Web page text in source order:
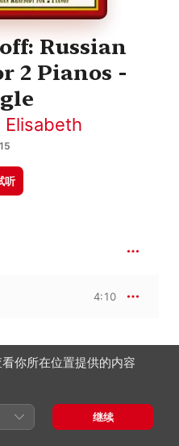
Russian
2 Pianos -
Elisabeth
听
4:10
你所在位置提供的内容
继续